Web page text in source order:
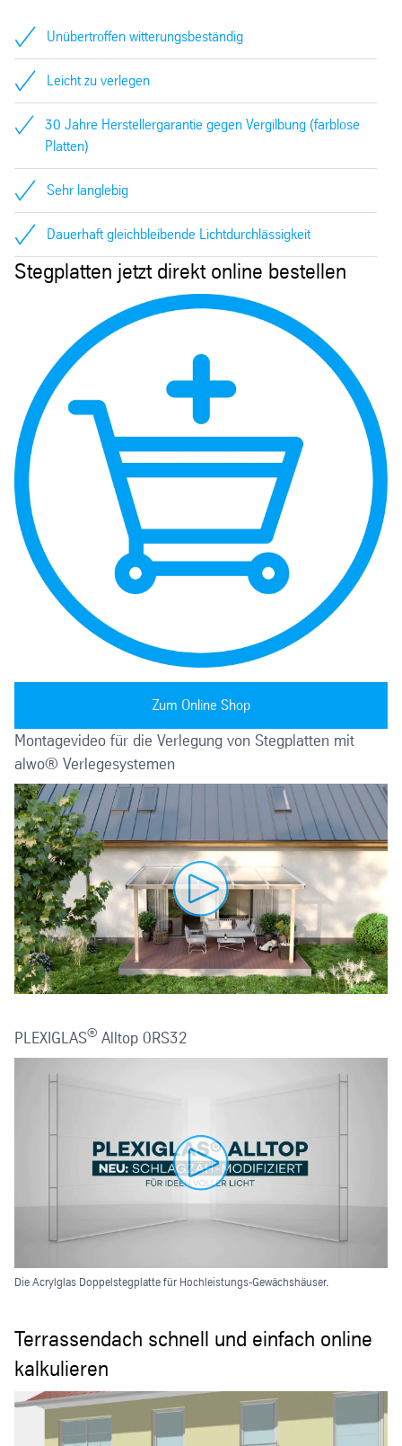
Unübertroffen witterungsbeständig
Leicht zu verlegen
30 Jahre Herstellergarantie gegen Vergilbung (farblose
Platten)
Sehr langlebig
Dauerhaft gleichbleibende Lichtdurchlässigkeit
Stegplatten jetzt direkt online bestellen
Zum Online Shop
Montagevideo für die Verlegung von Stegplatten mit
alwo® Verlegesystemen
PLEXIGLAS® Alltop 0RS32
Die Acrylglas Doppelstegplatte für Hochleistungs-Gewächshäuser.
Terrassendach schnell und einfach online
kalkulieren